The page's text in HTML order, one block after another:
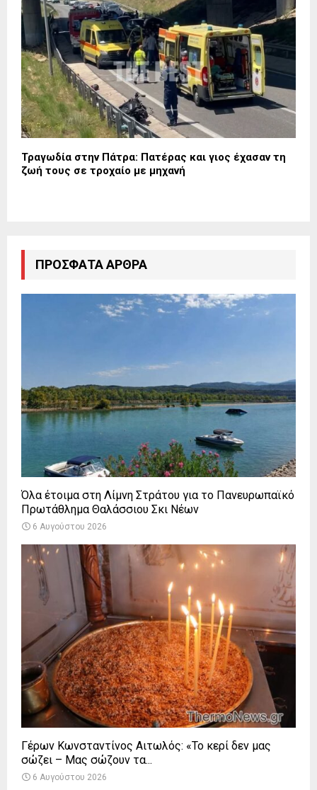
Τραγωδία στην Πάτρα: Πατέρας και γιος έχασαν τη
ζωή τους σε τροχαίο με μηχανή
ΠΡΌΣΦΑΤΑ ΆΡΘΡΑ
Όλα έτοιμα στη Λίμνη Στράτου για το Πανευρωπαϊκό
Πρωτάθλημα Θαλάσσιου Σκι Νέων
6 Αυγούστου 2026
Γέρων Κωνσταντίνος Αιτωλός: «Το κερί δεν μας
σώζει – Μας σώζουν τα...
6 Αυγούστου 2026